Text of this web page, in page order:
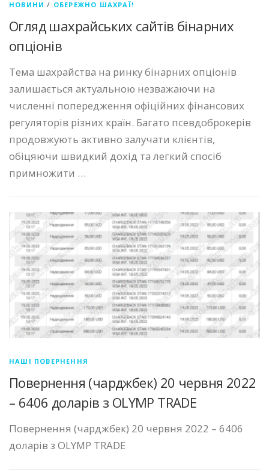
НОВИНИ / ОБЕРЕЖНО ШАХРАЇ!
Огляд шахрайських сайтів бінарних
опціонів
Тема шахрайства на ринку бінарних опціонів
залишається актуальною незважаючи на
численні попередження офіційних фінансових
регуляторів різних країн. Багато псевдоброкерів
продовжують активно залучати клієнтів,
обіцяючи швидкий дохід та легкий спосіб
примножити …
НАШІ ПОВЕРНЕННЯ
Повернення (чарджбек) 20 червня 2022
– 6406 доларів з OLYMP TRADE
Повернення (чарджбек) 20 червня 2022 – 6406
доларів з OLYMP TRADE